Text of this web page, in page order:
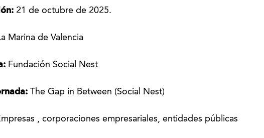
21 de octubre de 2025.
Marina de Valencia
Fundación Social Nest
The Gap in Between (Social Nest)
, corporaciones empresariales, entidades públicas